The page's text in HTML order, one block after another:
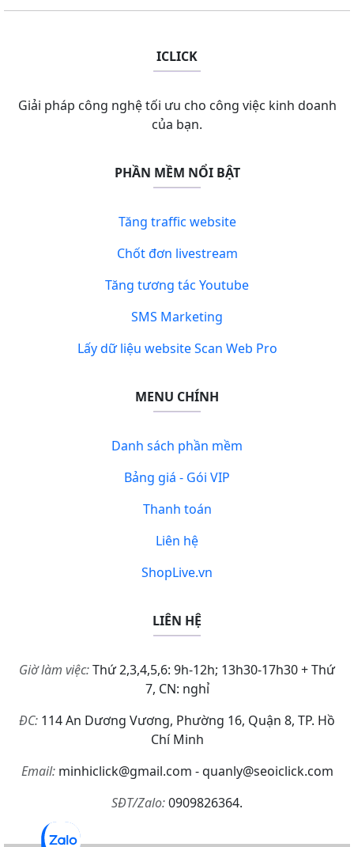
ICLICK
Giải pháp công nghệ tối ưu cho công việc kinh doanh
của bạn.
PHẦN MỀM NỔI BẬT
Tăng traffic website
Chốt đơn livestream
Tăng tương tác Youtube
SMS Marketing
Lấy dữ liệu website Scan Web Pro
MENU CHÍNH
Danh sách phần mềm
Bảng giá - Gói VIP
Thanh toán
Liên hệ
ShopLive.vn
LIÊN HỆ
Giờ làm việc:Thứ 2,3,4,5,6: 9h-12h; 13h30-17h30 + Thứ
7, CN: nghỉ
ĐC: 114 An Dương Vương, Phường 16, Quận 8, TP. Hồ
Chí Minh
Email:minhiclick@gmail.com - quanly@seoiclick.com
SĐT/Zalo:0909826364.